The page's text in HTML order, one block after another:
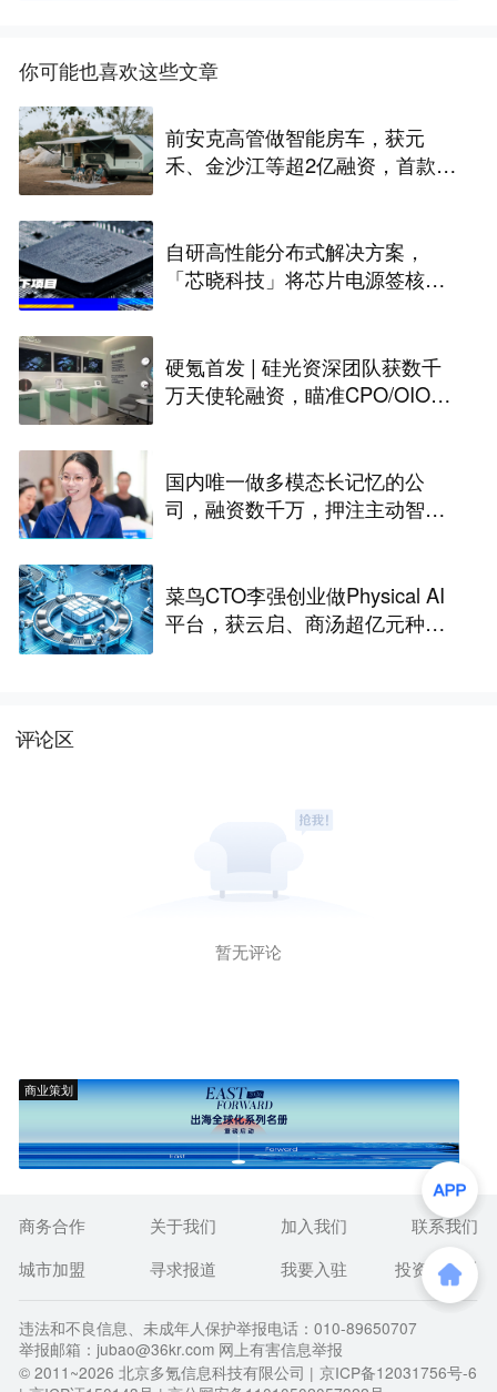
你可能也喜欢这些文章
前安克高管做智能房车，获元
禾、金沙江等超2亿融资，首款产
自研高性能分布式解决方案，
「芯晓科技」将芯片电源签核周
硬氪首发 | 硅光资深团队获数千
万天使轮融资，瞄准CPO/OIO下
国内唯一做多模态长记忆的公
司，融资数千万，押注主动智能
菜鸟CTO李强创业做Physical AI
平台，获云启、商汤超亿元种子
评论区
暂无评论
商业策划
商务合作 关于我们 加入我们
联系我们
城市加盟
寻求报道 我要入驻 投资者关系
违法和不良信息、未成年人保护举报电话：010-89650707
举报邮箱：jubao@36kr.com 网上有害信息举报
© 2011~2026 北京多氪信息科技有限公司 | 京ICP备12031756号-6